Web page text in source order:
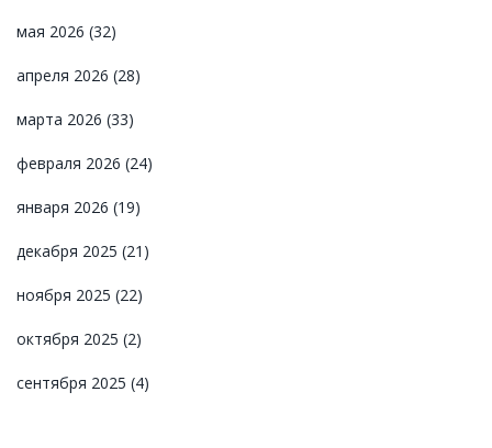
мая 2026 (32)
апреля 2026 (28)
марта 2026 (33)
февраля 2026 (24)
января 2026 (19)
декабря 2025 (21)
ноября 2025 (22)
октября 2025 (2)
сентября 2025 (4)